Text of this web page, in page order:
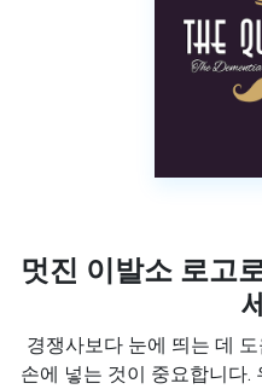
멋진 이발소 로고
경쟁사보다 눈에 띄는 데
손에 넣는 것이 중요합니다.